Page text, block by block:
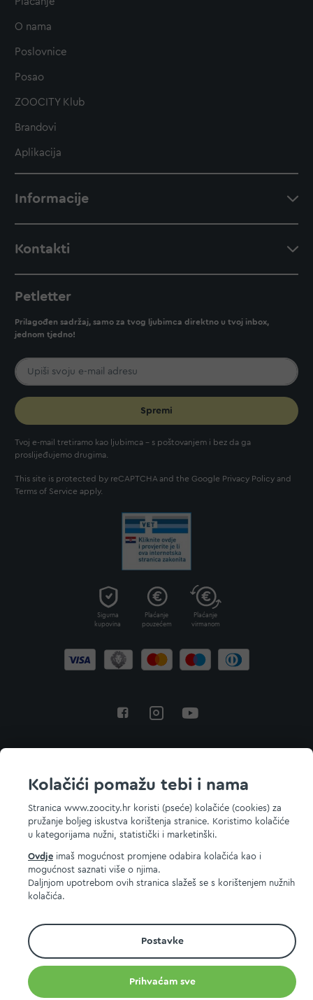
Kolačići pomažu tebi i nama
Stranica www.zoocity.hr koristi (pseće) kolačiće (cookies) za
pružanje boljeg iskustva korištenja stranice. Koristimo kolačiće
u kategorijama nužni, statistički i marketinški.
Ovdje imaš mogućnost promjene odabira kolačića kao i
mogućnost saznati više o njima.
Daljnjom upotrebom ovih stranica slažeš se s korištenjem nužnih
kolačića.
Postavke
Prihvaćam sve
O nama
Poslovnice
Posao
ZOOCITY Klub
Brandovi
Aplikacija
Informacije
Kontakti
Petletter
Prilagođen sadržaj, samo za tvog ljubimca direktno u tvoj inbox,
jednom tjedno!
Spremi
Tvoj e-mail tretiramo kao ljubimca - s poštovanjem i bez da ga
proslijeđujemo drugima.
This site is protected by reCAPTCHA and the Google Privacy Policy and
Terms of Service apply.
Sigurna
kupovina
Plaćanje
pouzećem
Plaćanje
virmanom
© 2026 ZOOCITY. Sva prava zadržana.